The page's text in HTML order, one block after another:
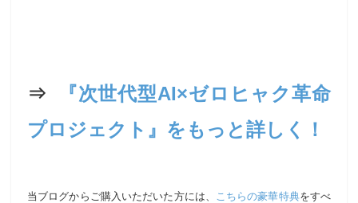
⇒
『次世代型AI×ゼロヒャク革命
プロジェクト』をもっと詳しく！
当ブログからご購入いただいた方には、 こちらの豪華特典をすべ